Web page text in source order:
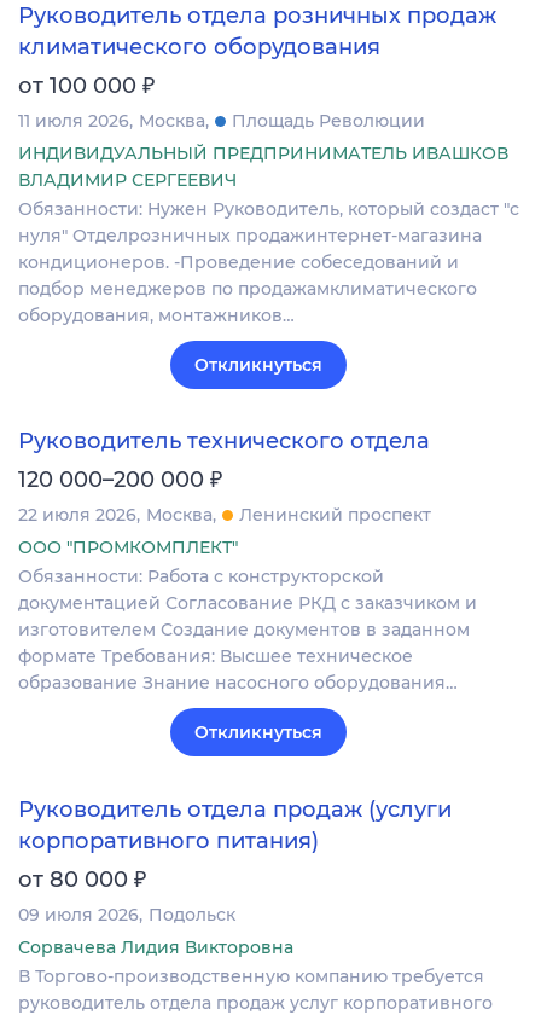
Руководитель отдела розничных продаж
климатического оборудования
от 100 000 ₽
11 июля 2026 Москва
Площадь Революции
ИНДИВИДУАЛЬНЫЙ ПРЕДПРИНИМАТЕЛЬ ИВАШКОВ
ВЛАДИМИР СЕРГЕЕВИЧ
Обязанности: Нужен Руководитель, который создаст "с
нуля" Отделрозничных продажинтернет-магазина
кондиционеров. -Проведение собеседований и
подбор менеджеров по продажамклиматического
оборудования, монтажников…
Откликнуться
Руководитель технического отдела
120 000–200 000 ₽
22 июля 2026 Москва
Ленинский проспект
ООО "ПРОМКОМПЛЕКТ"
Обязанности: Работа с конструкторской
документацией Согласование РКД с заказчиком и
изготовителем Создание документов в заданном
формате Требования: Высшее техническое
образование Знание насосного оборудования…
Откликнуться
Руководитель отдела продаж (услуги
корпоративного питания)
от 80 000 ₽
09 июля 2026 Подольск
Сорвачева Лидия Викторовна
В Торгово-производственную компанию требуется
руководитель отдела продаж услуг корпоративного